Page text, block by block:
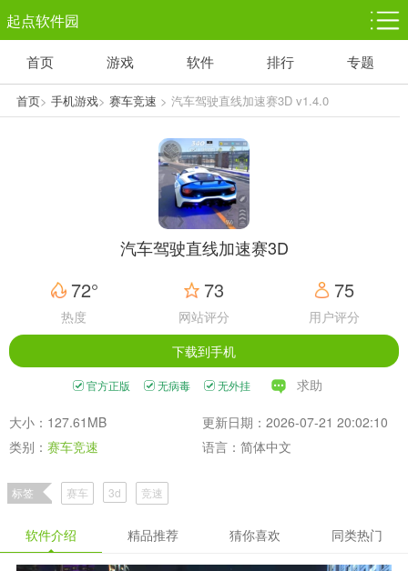
起点软件园
塔防游戏
1千+款游戏
休闲益智
1万+款游戏
体育竞技
5百+款游戏
赛车竞速
3百+款游戏
首页 游戏 软件 排行 专题
首页> 手机游戏> 赛车竞速 > 汽车驾驶直线加速赛3D v1.4.0
汽车驾驶直线加速赛3D
72°
热度
73
网站评分
75
用户评分
下载到手机
官方正版 无病毒 无外挂 求助
大小：127.61MB
更新日期：2026-07-21 20:02:10
类别： 赛车竞速 语言：简体中文
标签 赛车 3d 竞速
软件介绍 精品推荐 猜你喜欢 同类热门